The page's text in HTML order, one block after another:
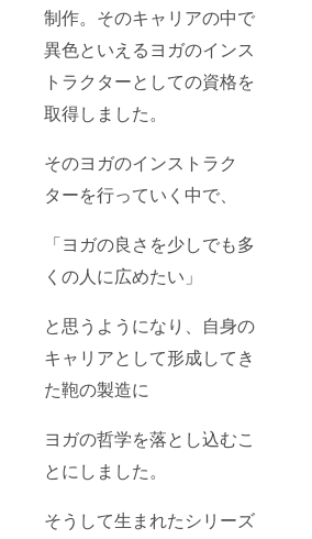
制作。そのキャリアの中で
異色といえるヨガのインス
トラクターとしての資格を
取得しました。
そのヨガのインストラク
ターを行っていく中で、
「ヨガの良さを少しでも多
くの人に広めたい」
と思うようになり、自身の
キャリアとして形成してき
た鞄の製造に
ヨガの哲学を落とし込むこ
とにしました。
そうして生まれたシリーズ